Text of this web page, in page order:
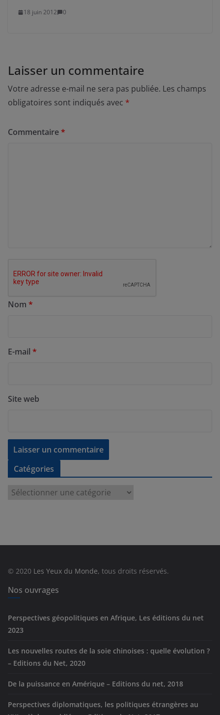
18 juin 2012 0
Laisser un commentaire
Votre adresse e-mail ne sera pas publiée. Les champs
obligatoires sont indiqués avec *
Commentaire*
Nom *
E-mail *
Site web
Catégories
e
© 2020 Les Yeux du Monde, tous droits réservés.
Nos ouvrages
Perspectives géopolitiques en Afrique, Les éditions du net
2023
Les nouvelles routes de la soie chinoises : quelle évolution ?
– Editions du Net, 2020
De la puissance en Amérique – Editions du net, 2018
Perspectives diplomatiques, les politiques étrangères au